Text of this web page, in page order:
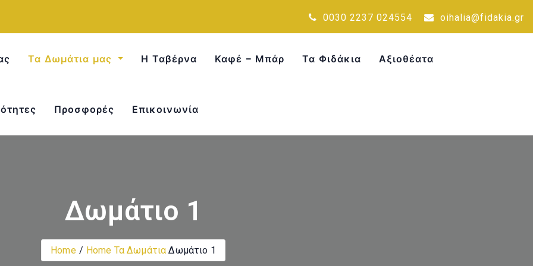
0030 2237 024554 oihalia@fidakia.gr
Τα Δωμάτια μας Η Ταβέρνα Καφέ – Μπάρ Τα Φιδάκια Αξιοθέατα
Προσφορές Επικοινωνία
Δωμάτιο 1
Home Home Τα Δωμάτια Δωμάτιο 1